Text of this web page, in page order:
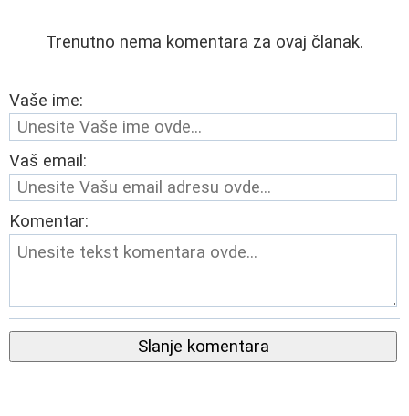
Trenutno nema komentara za ovaj članak.
Vaše ime:
Vaš email:
Komentar:
Slanje komentara